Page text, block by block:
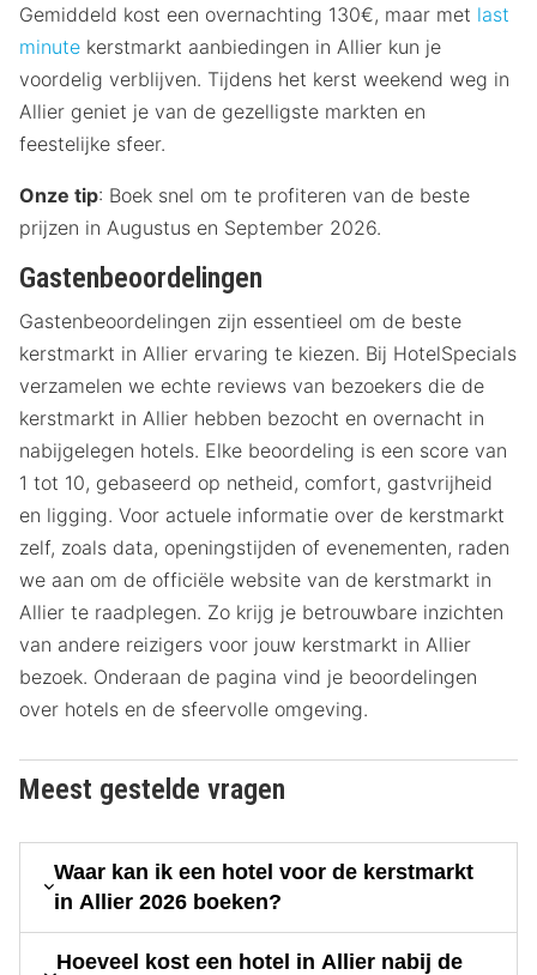
Gemiddeld kost een overnachting 130€, maar met last
minute kerstmarkt aanbiedingen in Allier kun je
voordelig verblijven. Tijdens het kerst weekend weg in
Allier geniet je van de gezelligste markten en
feestelijke sfeer.
Onze tip: Boek snel om te profiteren van de beste
prijzen in Augustus en September 2026.
Gastenbeoordelingen
Gastenbeoordelingen zijn essentieel om de beste
kerstmarkt in Allier ervaring te kiezen. Bij HotelSpecials
verzamelen we echte reviews van bezoekers die de
kerstmarkt in Allier hebben bezocht en overnacht in
nabijgelegen hotels. Elke beoordeling is een score van
1 tot 10, gebaseerd op netheid, comfort, gastvrijheid
en ligging. Voor actuele informatie over de kerstmarkt
zelf, zoals data, openingstijden of evenementen, raden
we aan om de officiële website van de kerstmarkt in
Allier te raadplegen. Zo krijg je betrouwbare inzichten
van andere reizigers voor jouw kerstmarkt in Allier
bezoek. Onderaan de pagina vind je beoordelingen
over hotels en de sfeervolle omgeving.
Meest gestelde vragen
Waar kan ik een hotel voor de kerstmarkt
in Allier 2026 boeken?
Hoeveel kost een hotel in Allier nabij de